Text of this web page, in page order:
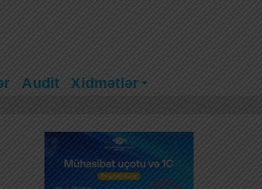
Audit Xidmətlər